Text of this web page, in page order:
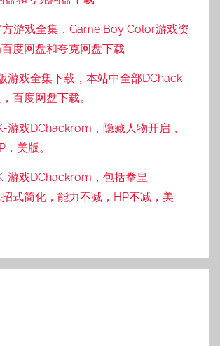
游戏全集，Game Boy Color游戏资
度网盘和夸克网盘下载
游戏全集下载，本站中全部DChack
百度网盘下载。
游戏DChackrom，隐藏人物开启，
美版。
游戏DChackrom，包括拳皇
式简化，能力不减，HP不减，美